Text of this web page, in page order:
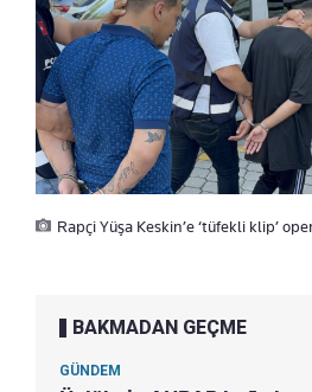
Rapçi Yüşa Keskin’e ‘tüfekli klip’
BAKMADAN GEÇME
GÜNDEM